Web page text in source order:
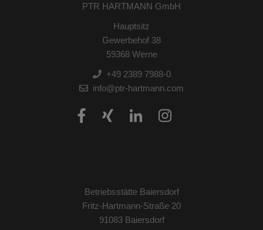
PTR HARTMANN GmbH
Hauptsitz
Gewerbehof 38
59368 Werne
+49 2389 7988-0
info@ptr-hartmann.com
Betriebsstätte Baiersdorf
Fritz-Hartmann-Straße 20
91083 Baiersdorf